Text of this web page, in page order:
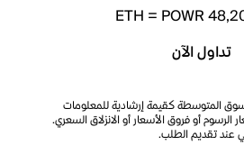
ETH = POWR
تداول الآن
المتوسطة كقيمة إرشادية للمعلومات
أو فروق الأسعار أو الانزلاق السعري.
عند تقديم الطلب.